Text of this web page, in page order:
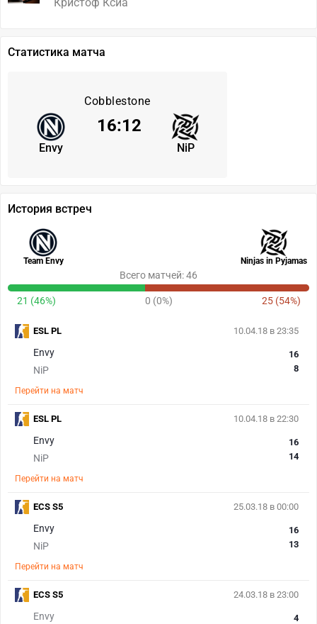
Статистика матча
Cobblestone
Envy NiP
16:12
История встреч
Team Envy Ninjas in Pyjamas
Всего матчей: 46
21 (46%) 0 (0%) 25 (54%)
10.04.18 в 23:35
Envy
NiP
16
8
Перейти на матч
ESL PL
10.04.18 в 22:30
Envy
NiP
16
14
Перейти на матч
ESL PL
25.03.18 в 00:00
Envy
NiP
16
13
Перейти на матч
ECS S5
24.03.18 в 23:00
Envy
4
ECS S5